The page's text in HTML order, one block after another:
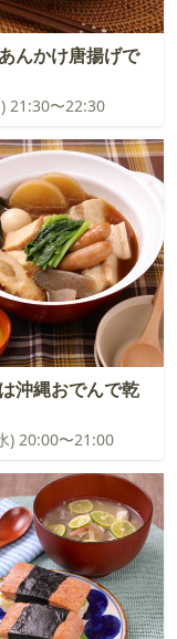
んかけ唐揚げで
21:30〜22:30
沖縄おでんで乾
) 20:00〜21:00